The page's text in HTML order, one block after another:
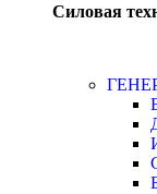
Силовая